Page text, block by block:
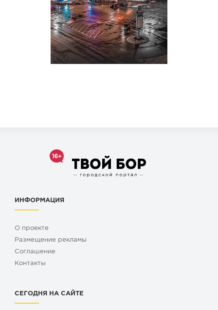
ИНФОРМАЦИЯ
О проекте
Размещение рекламы
Cоглашение
Контакты
СЕГОДНЯ НА САЙТЕ